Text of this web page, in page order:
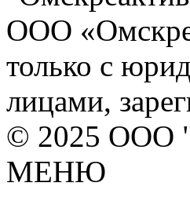
ООО
только с
лицами,
© 2025 ООО
МЕНЮ